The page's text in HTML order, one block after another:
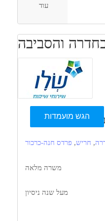
עוד
והסביבה
הגש מועמדות
, חריש, פרדס חנה-כרכור
משרה מלאה
מעל שנה ניסיון